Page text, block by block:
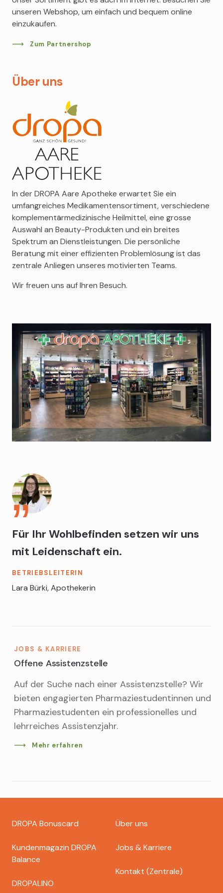
welche die Möglichkeiten der Natur nutzt und
zugleich auf die Bedürfnisse der Kundinnen und
Kunden eingeht.
MEHR ERFAHREN
Goloy
Estée Lauder
Louis Widmer
David Beckham
Avène
Abercrombie & Fitch
Calvin Klein
Burberry
Bruno Banani
über breites Sortiment an Generika, dabei steht die
Qualität an erster Stelle.
MEHR ERFAHREN
unseren Webshop, um einfach und bequem online
einzukaufen.
Zum Partnershop
Über uns
In der DROPA Aare Apotheke erwartet Sie ein
umfangreiches Medikamentensortiment, verschiedene
komplementärmedizinische Heilmittel, eine grosse
Auswahl an Beauty-Produkten und ein breites
Spektrum an Dienstleistungen. Die persönliche
Beratung mit einer effizienten Problemlösung ist das
zentrale Anliegen unseres motivierten Teams.
Wir freuen uns auf Ihren Besuch.
Für Ihr Wohlbefinden setzen wir uns
mit Leidenschaft ein.
BETRIEBSLEITERIN
Lara Bürki, Apothekerin
JOBS & KARRIERE
Offene Assistenzstelle
Auf der Suche nach einer Assistenzstelle? Wir
bieten engagierten Pharmaziestudentinnen und
Pharmaziestudenten ein professionelles und
lehrreiches Assistenzjahr.
Mehr erfahren
Footer
dropa
DROPA Bonuscard
Kundenmagazin DROPA
Balance
DROPALINO
Über uns
Jobs & Karriere
Kontakt (Zentrale)